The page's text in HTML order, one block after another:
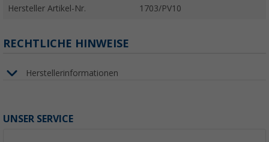
Hersteller Artikel-Nr. 1703/PV10
RECHTLICHE HINWEISE
Herstellerinformationen
UNSER SERVICE